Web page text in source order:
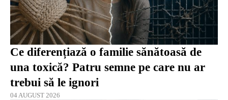
Ce diferențiază o familie sănătoasă de
una toxică? Patru semne pe care nu ar
trebui să le ignori
04 AUGUST 2026